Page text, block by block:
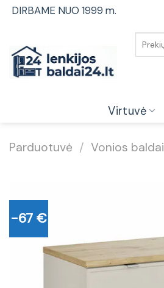
SkipDIRBAME NUO 1999 m.
Virtuvė
Parduotuvė / Vonios baldai
-67 €